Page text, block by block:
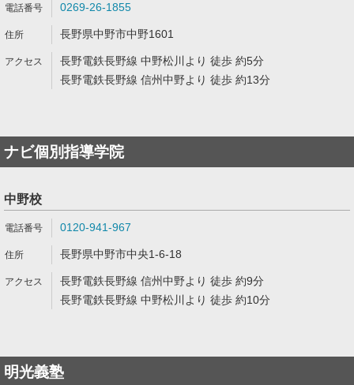
0269-26-1855
長野県中野市中野1601
長野電鉄長野線 中野松川より 徒歩 約5分
長野電鉄長野線 信州中野より 徒歩 約13分
ナビ個別指導学院
中野校
0120-941-967
長野県中野市中央1-6-18
長野電鉄長野線 信州中野より 徒歩 約9分
長野電鉄長野線 中野松川より 徒歩 約10分
明光義塾